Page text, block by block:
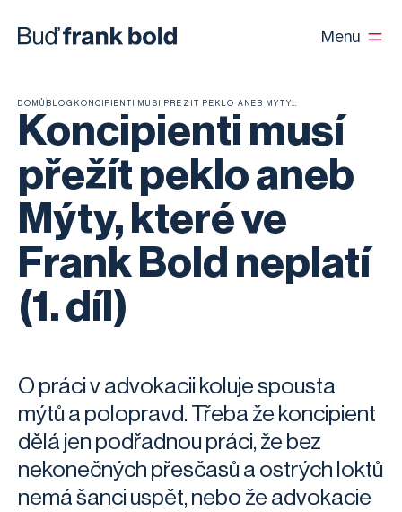
Menu
DOMŮ BLOG
Koncipienti musí
přežít peklo aneb
Mýty, které ve
Frank Bold neplatí
(1. díl)
O práci v advokacii koluje spousta
mýtů a polopravd. Třeba že koncipient
dělá jen podřadnou práci, že bez
nekonečných přesčasů a ostrých loktů
nemá šanci uspět, nebo že advokacie